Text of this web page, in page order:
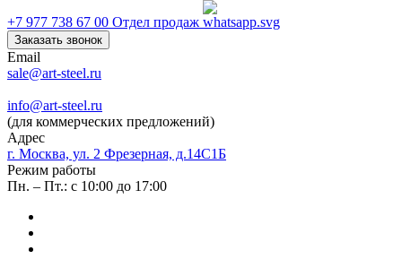
+7 977 738 67 00 Отдел продаж
Заказать звонок
Email
sale@art-steel.ru
info@art-steel.ru
(для коммерческих предложений)
Адрес
г. Москва, ул. 2 Фрезерная, д.14С1Б
Режим работы
Пн. – Пт.: с 10:00 до 17:00